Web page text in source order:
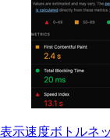
表示速度ボトルネ